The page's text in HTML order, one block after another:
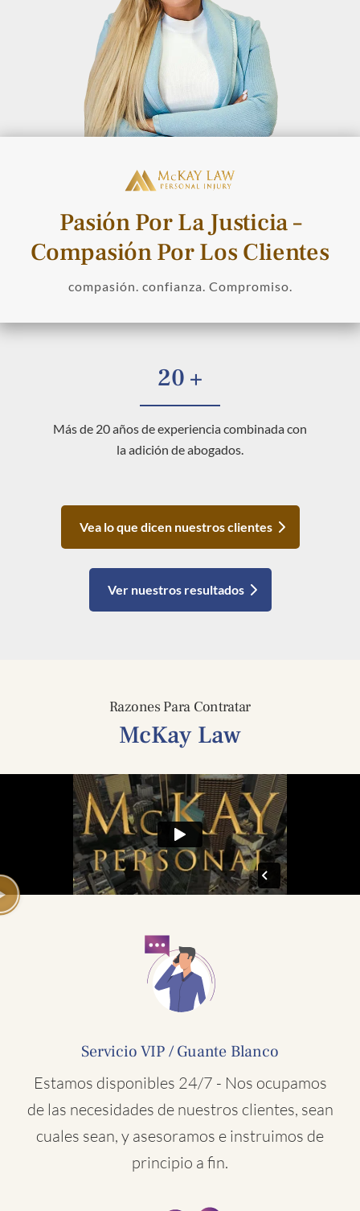
Pasión Por La Justicia –
Compasión Por Los Clientes
compasión. confianza. Compromiso.
20 +
Más de 20 años de experiencia combinada con
la adición de abogados.
Vea lo que dicen nuestros clientes
Ver nuestros resultados
Razones Para Contratar
McKay Law
Servicio VIP / Guante Blanco
Estamos disponibles 24/7 - Nos ocupamos
de las necesidades de nuestros clientes, sean
cuales sean, y asesoramos e instruimos de
principio a fin.